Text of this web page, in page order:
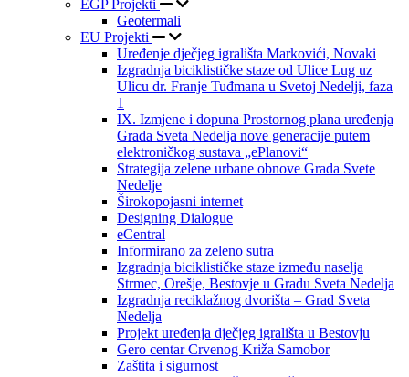
EGP Projekti
Geotermali
EU Projekti
Uređenje dječjeg igrališta Markovići, Novaki
Izgradnja biciklističke staze od Ulice Lug uz
Ulicu dr. Franje Tuđmana u Svetoj Nedelji, faza
1
IX. Izmjene i dopuna Prostornog plana uređenja
Grada Sveta Nedelja nove generacije putem
elektroničkog sustava „ePlanovi“
Strategija zelene urbane obnove Grada Svete
Nedelje
Širokopojasni internet
Designing Dialogue
eCentral
Informirano za zeleno sutra
Izgradnja biciklističke staze između naselja
Strmec, Orešje, Bestovje u Gradu Sveta Nedelja
Izgradnja reciklažnog dvorišta – Grad Sveta
Nedelja
Projekt uređenja dječjeg igrališta u Bestovju
Gero centar Crvenog Križa Samobor
Zaštita i sigurnost